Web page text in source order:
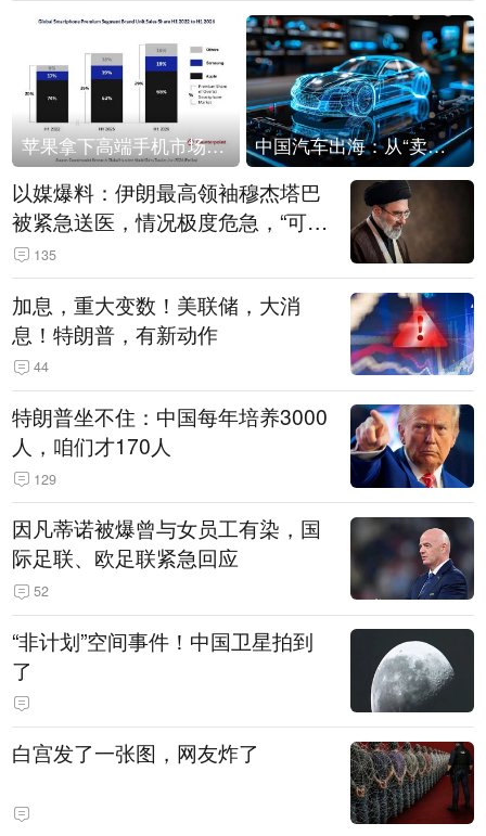
苹果拿下高端手机市场65%的份额：iPhone 17系列功不可没 中国汽车出海：从“卖出去”到“走进去”
以媒爆料：伊朗最高领袖穆杰塔巴
被紧急送医，情况极度危急，“可能
随时会死去”
135
加息，重大变数！美联储，大消
息！特朗普，有新动作
44
特朗普坐不住：中国每年培养3000
人，咱们才170人
129
因凡蒂诺被爆曾与女员工有染，国
际足联、欧足联紧急回应
52
“非计划”空间事件！中国卫星拍到
了
白宫发了一张图，网友炸了